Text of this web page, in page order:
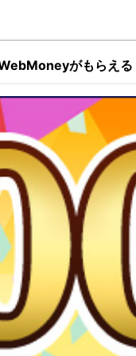
がもらえる